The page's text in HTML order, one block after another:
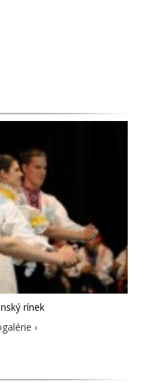
rínek
›